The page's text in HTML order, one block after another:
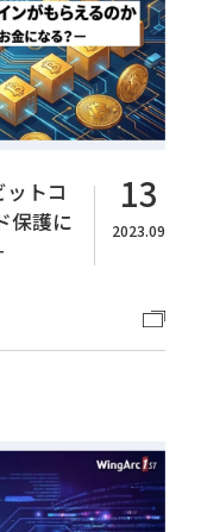
トコ
保護に
13
2023.09